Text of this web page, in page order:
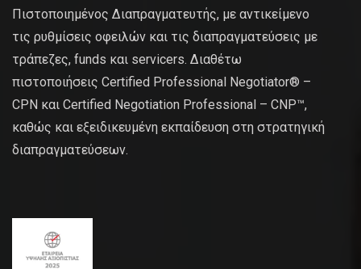
Πιστοποιημένος Διαπραγματευτής, με αντικείμενο
τις ρυθμίσεις οφειλών και τις διαπραγματεύσεις με
τράπεζες, funds και servicers. Διαθέτω
πιστοποιήσεις Certified Professional Negotiator® –
CPN και Certified Negotiation Professional – CNP™,
καθώς και εξειδικευμένη εκπαίδευση στη στρατηγική
διαπραγματεύσεων.